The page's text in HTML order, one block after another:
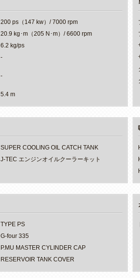
200 ps（147 kw）/ 7000 rpm
20.9 kg･m（205 N･m）/ 6600 rpm
6.2 kg/ps
-
-
5.4 m
SUPER COOLING OIL CATCH TANK
J-TEC エンジンオイルクーラーキット
TYPE PS
G-four 335
P.MU MASTER CYLINDER CAP
RESERVOIR TANK COVER